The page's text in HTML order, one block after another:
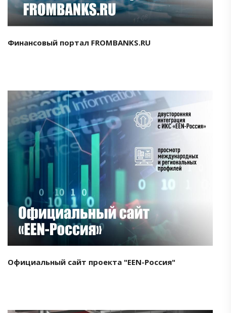
Финансовый портал FROMBANKS.RU
Смотреть проект
Официальный сайт проекта "EEN-Россия"